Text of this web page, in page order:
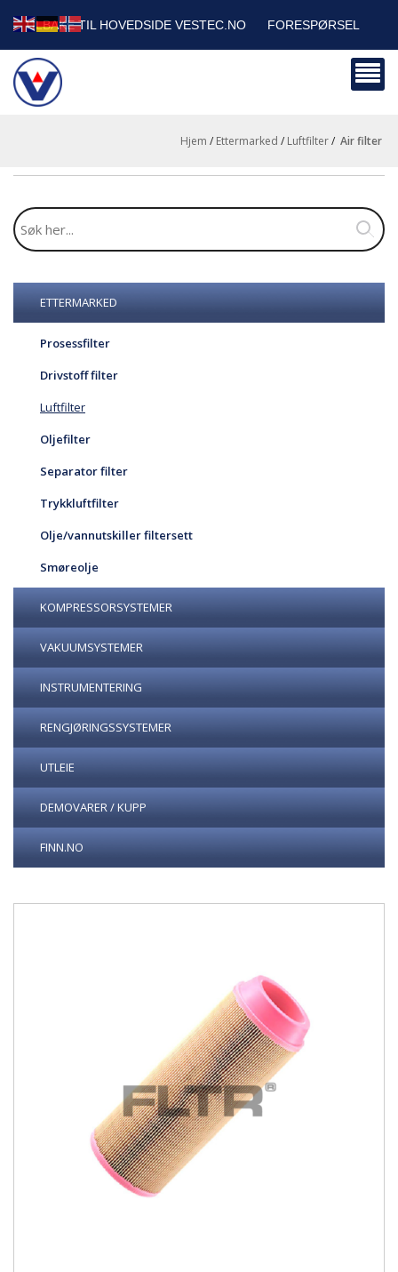
TILBAKE TIL HOVEDSIDE VESTEC.NO FORESPØRSEL
HANDLEVOGN
BEDRIFTSKUNDER
Hjem / Ettermarked / Luftfilter/ air filter
ETTERMARKED
Prosessfilter
Drivstoff filter
Luftfilter
Oljefilter
Separator filter
Trykkluftfilter
Olje/vannutskiller filtersett
Smøreolje
KOMPRESSORSYSTEMER
VAKUUMSYSTEMER
INSTRUMENTERING
RENGJØRINGSSYSTEMER
UTLEIE
DEMOVARER / KUPP
FINN.NO